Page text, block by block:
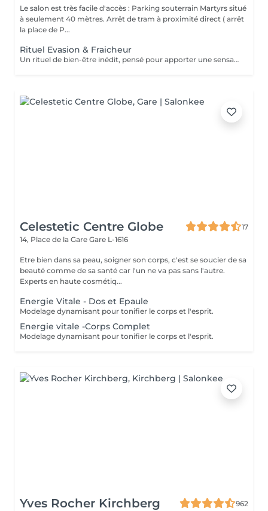
Le salon est très facile d'accès : Parking souterrain Martyrs situé
à seulement 40 mètres. Arrêt de tram à proximité direct ( arrêt
la place de P...
Rituel Evasion & Fraicheur
Un rituel de bien-être inédit, pensé pour apporter une sensation de fraîcheur, soulager le tensions et offrir un véritable moment de détente. Laissez vous surprendre par cette approche unique.
Celestetic Centre Globe
17
14, Place de la Gare Gare L-1616
Etre bien dans sa peau, soigner son corps, c'est se soucier de sa
beauté comme de sa santé car l'un ne va pas sans l'autre.
Experts en haute cosmétiq...
Energie Vitale - Dos et Epaule
Modelage dynamisant pour tonifier le corps et l'esprit.
Energie vitale -Corps Complet
Modelage dynamisant pour tonifier le corps et l'esprit.
Yves Rocher Kirchberg
962